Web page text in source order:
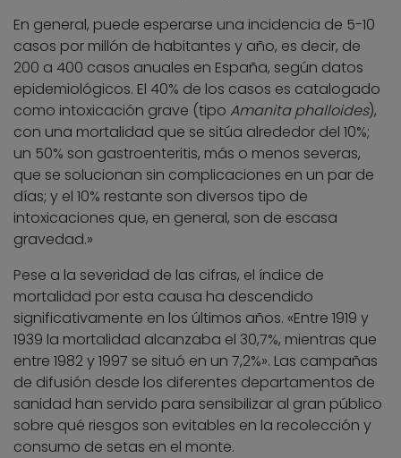
En general, puede esperarse una incidencia de 5-10
casos por millón de habitantes y año, es decir, de
200 a 400 casos anuales en España, según datos
epidemiológicos. El 40% de los casos es catalogado
como intoxicación grave (tipo Amanita phalloides),
con una mortalidad que se sitúa alrededor del 10%;
un 50% son gastroenteritis, más o menos severas,
que se solucionan sin complicaciones en un par de
días; y el 10% restante son diversos tipo de
intoxicaciones que, en general, son de escasa
gravedad.»
Pese a la severidad de las cifras, el índice de
mortalidad por esta causa ha descendido
significativamente en los últimos años. «Entre 1919 y
1939 la mortalidad alcanzaba el 30,7%, mientras que
entre 1982 y 1997 se situó en un 7,2%». Las campañas
de difusión desde los diferentes departamentos de
sanidad han servido para sensibilizar al gran público
sobre qué riesgos son evitables en la recolección y
consumo de setas en el monte.